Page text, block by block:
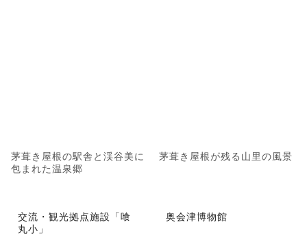
茅葺き屋根の駅舎と渓谷美に
包まれた温泉郷
茅葺き屋根が残る山里の風景
交流・観光拠点施設「喰
丸小」
奥会津博物館